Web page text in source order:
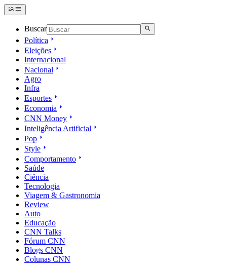
Buscar
Política
Eleições
Internacional
Nacional
Agro
Infra
Esportes
Economia
CNN Money
Inteligência Artificial
Pop
Style
Comportamento
Saúde
Ciência
Tecnologia
Viagem & Gastronomia
Review
Auto
Educação
CNN Talks
Fórum CNN
Blogs CNN
Colunas CNN